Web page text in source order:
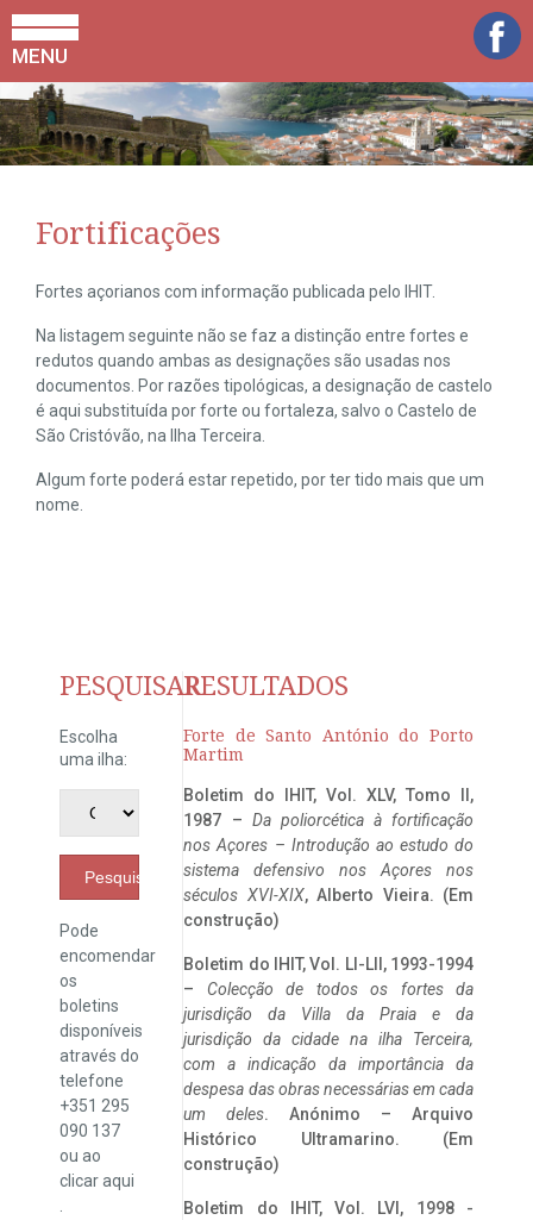
MENU
Fortificações
Fortes açorianos com informação publicada pelo IHIT.
Na listagem seguinte não se faz a distinção entre fortes e
redutos quando ambas as designações são usadas nos
documentos. Por razões tipológicas, a designação de castelo
é aqui substituída por forte ou fortaleza, salvo o Castelo de
São Cristóvão, na Ilha Terceira.
Algum forte poderá estar repetido, por ter tido mais que um
nome.
PESQUISAR
Escolha
uma ilha:
Pesquisar
Pode
encomendar
os
boletins
disponíveis
através do
telefone
+351 295
090 137
ou ao
clicaraqui
RESULTADOS
Forte de Santo António do Porto
Martim
Boletim do IHIT, Vol. XLV, Tomo II,
1987 – Da poliorcética à fortificação
nos Açores – Introdução ao estudo do
sistema defensivo nos Açores nos
séculos XVI-XIX, Alberto Vieira. (Em
construção)
Boletim do IHIT, Vol. LI-LII, 1993-1994
– Colecção de todos os fortes da
jurisdição da Villa da Praia e da
jurisdição da cidade na ilha Terceira,
com a indicação da importância da
despesa das obras necessárias em cada
um deles. Anónimo – Arquivo
Histórico Ultramarino. (Em
construção)
Boletim do IHIT, Vol. LVI, 1998 -